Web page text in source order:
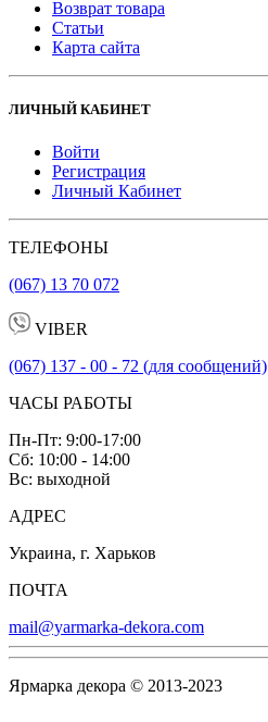
Возврат товара
Статьи
Карта сайта
ЛИЧНЫЙ КАБИНЕТ
Войти
Регистрация
Личный Кабинет
ТЕЛЕФОНЫ
(067) 13 70 072
VIBER
(067) 137 - 00 - 72 (для сообщений)
ЧАСЫ РАБОТЫ
Пн-Пт: 9:00-17:00
Сб: 10:00 - 14:00
Вс: выходной
АДРЕС
Украина, г. Харьков
ПОЧТА
mail@yarmarka-dekora.com
Ярмарка декора © 2013-2023